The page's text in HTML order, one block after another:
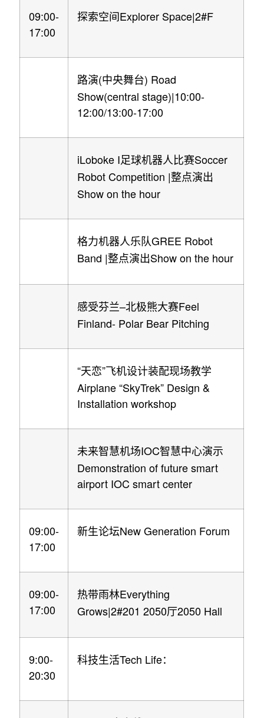
09:00-
17:00
探索空间 Explorer Space|2#F
路演(中央舞台) Road
Show(central stage)|10:00-
12:00/13:00-17:00
iLoboke I足球机器人比赛Soccer
Robot Competition |整点演出
Show on the hour
格力机器人乐队GREE Robot
Band |整点演出Show on the hour
感受芬兰–北极熊大赛Feel
Finland- Polar Bear Pitching
“天恋”飞机设计装配现场教学
Airplane “SkyTrek” Design &
Installation workshop
未来智慧机场IOC智慧中心演示
Demonstration of future smart
airport IOC smart center
09:00-
17:00
新生论坛New Generation Forum
09:00-
17:00
热带雨林Everything
Grows|2#201 2050厅2050 Hall
9:00-
20:30
科技生活Tech Life：